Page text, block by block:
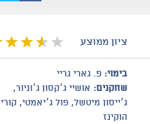
ציון ממוצע
בימוי: פ. גארי גריי
שחקנים: אושיי ג׳קסון ג׳וניור,
ג׳ייסון מיטשל, פול ג׳יאמטי, קורי
הוקינז